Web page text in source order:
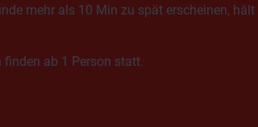
mehr als 10 Min zu spät erscheinen,
ab 1 Person statt.